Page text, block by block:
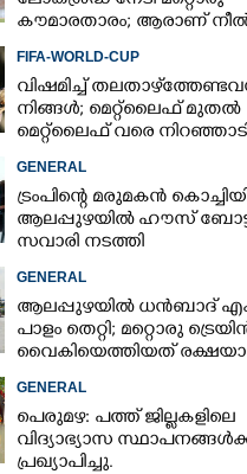
കൗമാരതാരം; ആരാണ് നീൽ
FIFA-WORLD-CUP
വിഷമിച്ച്
നിങ്ങള്‍; മെറ്റ്‌ലൈഫ് മുതല്‍
മെറ്റ്‌ലൈഫ് വരെ
GENERAL
ട്രംപിന്റെ മരുമകൻ
ആലപ്പുഴയിൽ ഹൗസ്
സവാരി നടത്തി
GENERAL
ആലപ്പുഴയിൽ ധൻബാദ്
പാളം തെറ്റി; മറ്റൊരു
വൈകിയെത്തിയത്
ഒഴിവായത് വൻ ദുരന്തം
GENERAL
പെരുമഴ: പത്ത് ജില്ലകളിലെ
വിദ്യാഭ്യാസ
പ്രഖ്യാപിച്ചു.